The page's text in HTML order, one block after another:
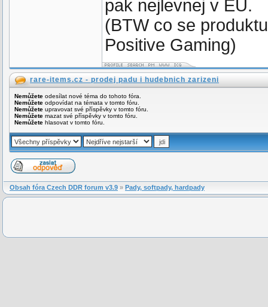
pak nejlevnej v EU.
(BTW co se
Positive Gaming)
rare-items.cz - prodej padu i hudebnich zarizeni
Nemůžete odesílat nové téma do tohoto fóra.
Nemůžete odpovídat na témata v tomto fóru.
Nemůžete upravovat své příspěvky v tomto fóru.
Nemůžete mazat své příspěvky v tomto fóru.
Nemůžete hlasovat v tomto fóru.
Obsah fóra Czech DDR forum v3.9 » Pady, softpady, hardpady